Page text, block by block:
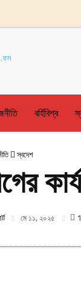
বর্হিবিশ্ব
স্বদেশ
মে ১১, ২০২৫